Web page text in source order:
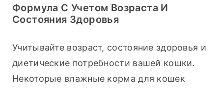
Формула С Учетом Возраста И
Состояния Здоровья
Учитывайте возраст, состояние здоровья и
диетические потребности вашей кошки.
Некоторые влажные корма для кошек